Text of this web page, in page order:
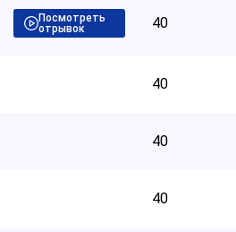
Посмотреть
отрывок
40
40
40
40